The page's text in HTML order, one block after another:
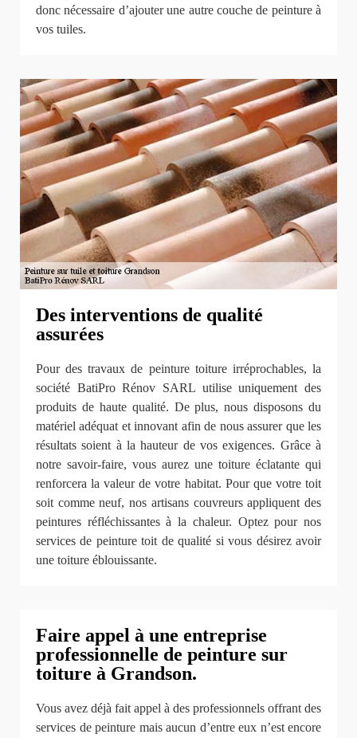
donc nécessaire d’ajouter une autre couche de peinture à
vos tuiles.
Des interventions de qualité
assurées
Pour des travaux de peinture toiture irréprochables, la
société BatiPro Rénov SARL utilise uniquement des
produits de haute qualité. De plus, nous disposons du
matériel adéquat et innovant afin de nous assurer que les
résultats soient à la hauteur de vos exigences. Grâce à
notre savoir-faire, vous aurez une toiture éclatante qui
renforcera la valeur de votre habitat. Pour que votre toit
soit comme neuf, nos artisans couvreurs appliquent des
peintures réfléchissantes à la chaleur. Optez pour nos
services de peinture toit de qualité si vous désirez avoir
une toiture éblouissante.
Faire appel à une entreprise
professionnelle de peinture sur
toiture à Grandson.
Vous avez déjà fait appel à des professionnels offrant des
services de peinture mais aucun d’entre eux n’est encore